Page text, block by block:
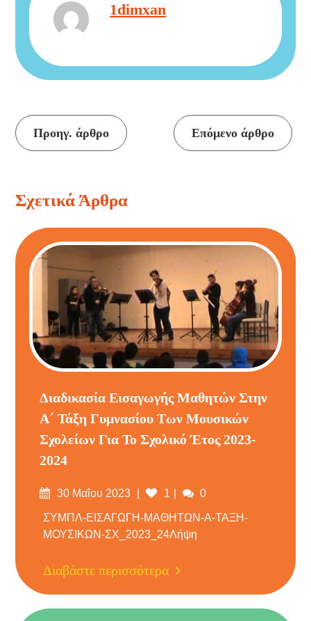
1dimxan
Συνέχεια
ανάγνωσης
Προηγ. άρθρο Επόμενο άρθρο
Σχετικά Άρθρα
Διαδικασία Εισαγωγής Μαθητών Στην
Α΄ Τάξη Γυμνασίου Των Μουσικών
Σχολείων Για Το Σχολικό Έτος 2023-
2024
Δημοσιεύτηκε
30 Μαΐου 2023 1 Σχόλια
0
ΣΥΜΠΛ-ΕΙΣΑΓΩΓΗ-ΜΑΘΗΤΩΝ-Α-ΤΑΞΗ-
ΜΟΥΣΙΚΩΝ-ΣΧ_2023_24Λήψη
Διαβάστε περισσότερα